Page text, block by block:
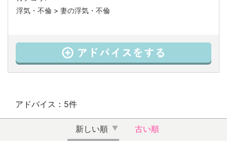
浮気・不倫 > 妻の浮気・不倫
アドバイス：5件
新しい順 古い順